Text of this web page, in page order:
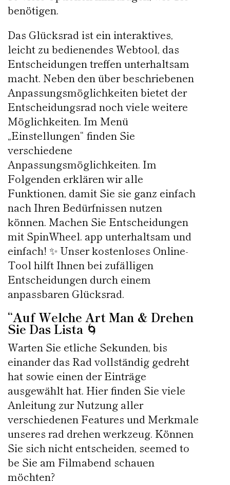
benötigen.
Das Glücksrad ist ein interaktives,
leicht zu bedienendes Webtool, das
Entscheidungen treffen unterhaltsam
macht. Neben den über beschriebenen
Anpassungsmöglichkeiten bietet der
Entscheidungsrad noch viele weitere
Möglichkeiten. Im Menü
„Einstellungen“ finden Sie
verschiedene
Anpassungsmöglichkeiten. Im
Folgenden erklären wir alle
Funktionen, damit Sie sie ganz einfach
nach Ihren Bedürfnissen nutzen
können. Machen Sie Entscheidungen
mit SpinWheel. app unterhaltsam und
einfach! ✨ Unser kostenloses Online-
Tool hilft Ihnen bei zufälligen
Entscheidungen durch einem
anpassbaren Glücksrad.
“Auf Welche Art Man & Drehen
Sie Das Lista 🌀
Warten Sie etliche Sekunden, bis
einander das Rad vollständig gedreht
hat sowie einen der Einträge
ausgewählt hat. Hier finden Sie viele
Anleitung zur Nutzung aller
verschiedenen Features und Merkmale
unseres rad drehen werkzeug. Können
Sie sich nicht entscheiden, seemed to
be Sie am Filmabend schauen
möchten?